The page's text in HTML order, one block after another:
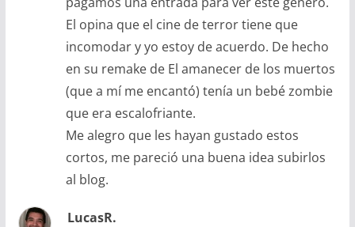
El opina que el cine de terror tiene que
incomodar y yo estoy de acuerdo. De hecho
en su remake de El amanecer de los muertos
(que a mí me encantó) tenía un bebé zombie
que era escalofriante.
Me alegro que les hayan gustado estos
cortos, me pareció una buena idea subirlos
al blog.
LucasR.